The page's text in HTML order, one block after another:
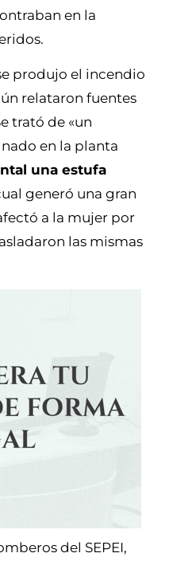
en la
produjo el incendio
relataron fuentes
trató de «un
en la planta
una estufa
generó una gran
a la mujer por
las mismas
del SEPEI,